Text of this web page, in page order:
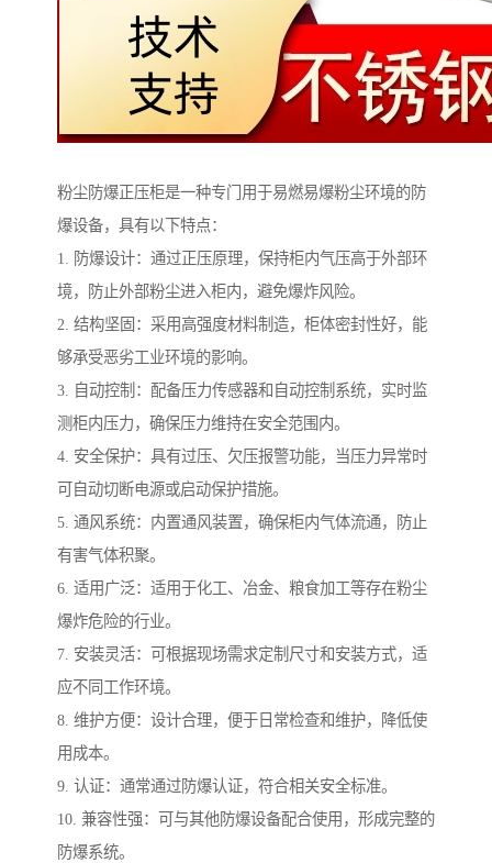
粉尘防爆正压柜是一种专门用于易燃易爆粉尘环境的防
爆设备，具有以下特点：
1. 防爆设计：通过正压原理，保持柜内气压高于外部环
境，防止外部粉尘进入柜内，避免爆炸风险。
2. 结构坚固：采用高强度材料制造，柜体密封性好，能
够承受恶劣工业环境的影响。
3. 自动控制：配备压力传感器和自动控制系统，实时监
测柜内压力，确保压力维持在安全范围内。
4. 安全保护：具有过压、欠压报警功能，当压力异常时
可自动切断电源或启动保护措施。
5. 通风系统：内置通风装置，确保柜内气体流通，防止
有害气体积聚。
6. 适用广泛：适用于化工、冶金、粮食加工等存在粉尘
爆炸危险的行业。
7. 安装灵活：可根据现场需求定制尺寸和安装方式，适
应不同工作环境。
8. 维护方便：设计合理，便于日常检查和维护，降低使
用成本。
9. 认证：通常通过防爆认证，符合相关安全标准。
10. 兼容性强：可与其他防爆设备配合使用，形成完整的
防爆系统。